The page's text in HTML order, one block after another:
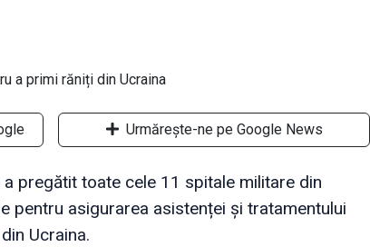
Urmărește-ne pe Google News
pregătit toate cele 11 spitale militare din
pentru asigurarea asistenței și tratamentului
Ucraina.